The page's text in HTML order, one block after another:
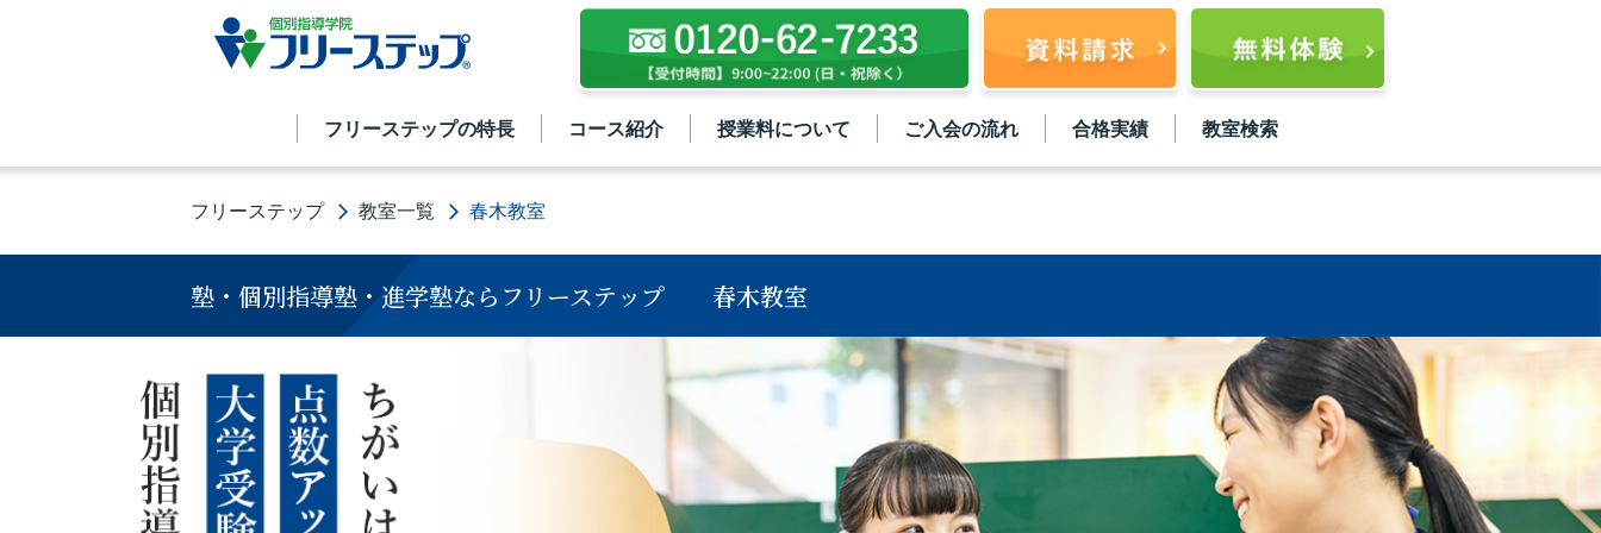
フリーステップの特長 コース紹介 授業料について ご入会の流れ 合格実績 教室検索
フリーステップ 教室一覧 春木教室
塾・個別指導塾・進学塾ならフリーステップ 春木教室